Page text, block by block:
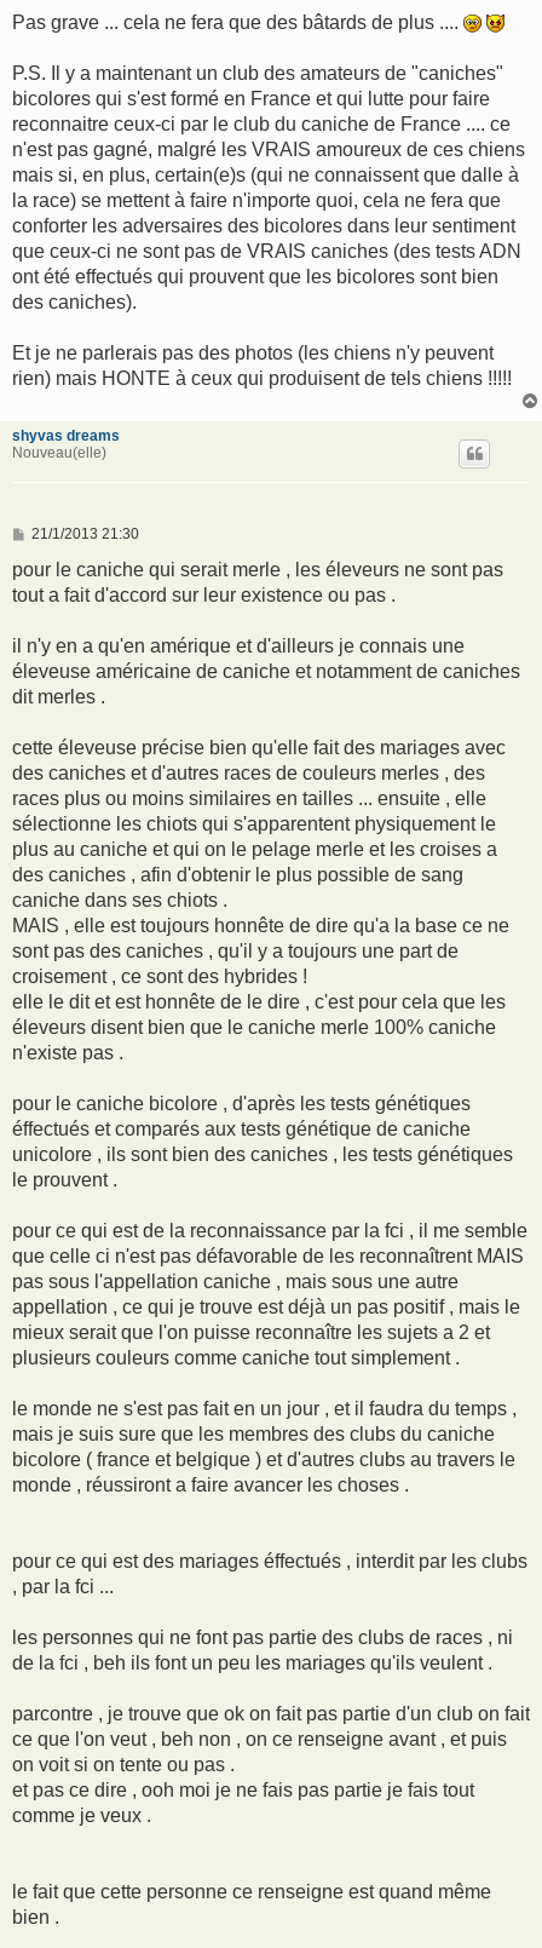
Pas grave ... cela ne fera que des bâtards de plus ....
P.S. Il y a maintenant un club des amateurs de "caniches"
bicolores qui s'est formé en France et qui lutte pour faire
reconnaitre ceux-ci par le club du caniche de France .... ce
n'est pas gagné, malgré les VRAIS amoureux de ces chiens
mais si, en plus, certain(e)s (qui ne connaissent que dalle à
la race) se mettent à faire n'importe quoi, cela ne fera que
conforter les adversaires des bicolores dans leur sentiment
que ceux-ci ne sont pas de VRAIS caniches (des tests ADN
ont été effectués qui prouvent que les bicolores sont bien
des caniches).
Et je ne parlerais pas des photos (les chiens n'y peuvent
rien) mais HONTE à ceux qui produisent de tels chiens !!!!!
shyvas dreams
Nouveau(elle)
M
s
a
21/1/2013 21:30
pour le caniche qui serait merle , les éleveurs ne sont pas
tout a fait d'accord sur leur existence ou pas .
il n'y en a qu'en amérique et d'ailleurs je connais une
éleveuse américaine de caniche et notamment de caniches
dit merles .
cette éleveuse précise bien qu'elle fait des mariages avec
des caniches et d'autres races de couleurs merles , des
races plus ou moins similaires en tailles ... ensuite , elle
sélectionne les chiots qui s'apparentent physiquement le
plus au caniche et qui on le pelage merle et les croises a
des caniches , afin d'obtenir le plus possible de sang
caniche dans ses chiots .
MAIS , elle est toujours honnête de dire qu'a la base ce ne
sont pas des caniches , qu'il y a toujours une part de
croisement , ce sont des hybrides !
elle le dit et est honnête de le dire , c'est pour cela que les
éleveurs disent bien que le caniche merle 100% caniche
n'existe pas .
pour le caniche bicolore , d'après les tests génétiques
éffectués et comparés aux tests génétique de caniche
unicolore , ils sont bien des caniches , les tests génétiques
le prouvent .
pour ce qui est de la reconnaissance par la fci , il me semble
que celle ci n'est pas défavorable de les reconnaîtrent MAIS
pas sous l'appellation caniche , mais sous une autre
appellation , ce qui je trouve est déjà un pas positif , mais le
mieux serait que l'on puisse reconnaître les sujets a 2 et
plusieurs couleurs comme caniche tout simplement .
le monde ne s'est pas fait en un jour , et il faudra du temps ,
mais je suis sure que les membres des clubs du caniche
bicolore ( france et belgique ) et d'autres clubs au travers le
monde , réussiront a faire avancer les choses .
pour ce qui est des mariages éffectués , interdit par les clubs
, par la fci ...
les personnes qui ne font pas partie des clubs de races , ni
de la fci , beh ils font un peu les mariages qu'ils veulent .
parcontre , je trouve que ok on fait pas partie d'un club on fait
ce que l'on veut , beh non , on ce renseigne avant , et puis
on voit si on tente ou pas .
et pas ce dire , ooh moi je ne fais pas partie je fais tout
comme je veux .
le fait que cette personne ce renseigne est quand même
bien .